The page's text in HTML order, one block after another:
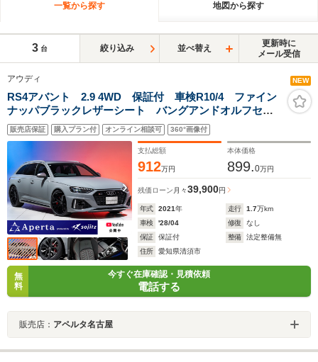
一覧から探す 地図から探す
3 台 絞り込み 並べ替え
更新時に
メール受信
アウディ NEW
RS4アバント 2.9 4WD 保証付 車検R10/4 ファイン
ナッパブラックレザーシート バングアンドオルフセン
オーディオ マトリクスLEDヘッドライト 20インチア
ルミ レッドキャリパー バーチャルコックピット パ
ークアシストパッケージ
販売店保証 購入プラン付 オンライン相談可 360°画像付
支払総額
912万円
本体価格
899.0万円
残価ローン 月々39,900円
年式 2021年 走行 1.7万km
車検
'28/04 修復
なし
保証
保証付 整備
法定整備無
住所
愛知県清須市
無
料
今すぐ在庫確認・見積依頼
電話する
販売店： アペルタ名古屋